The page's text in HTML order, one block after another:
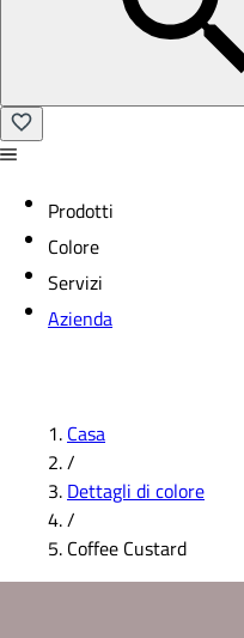
Prodotti
Colore
Servizi
Azienda
Casa
/
Dettagli di colore
/
Coffee Custard